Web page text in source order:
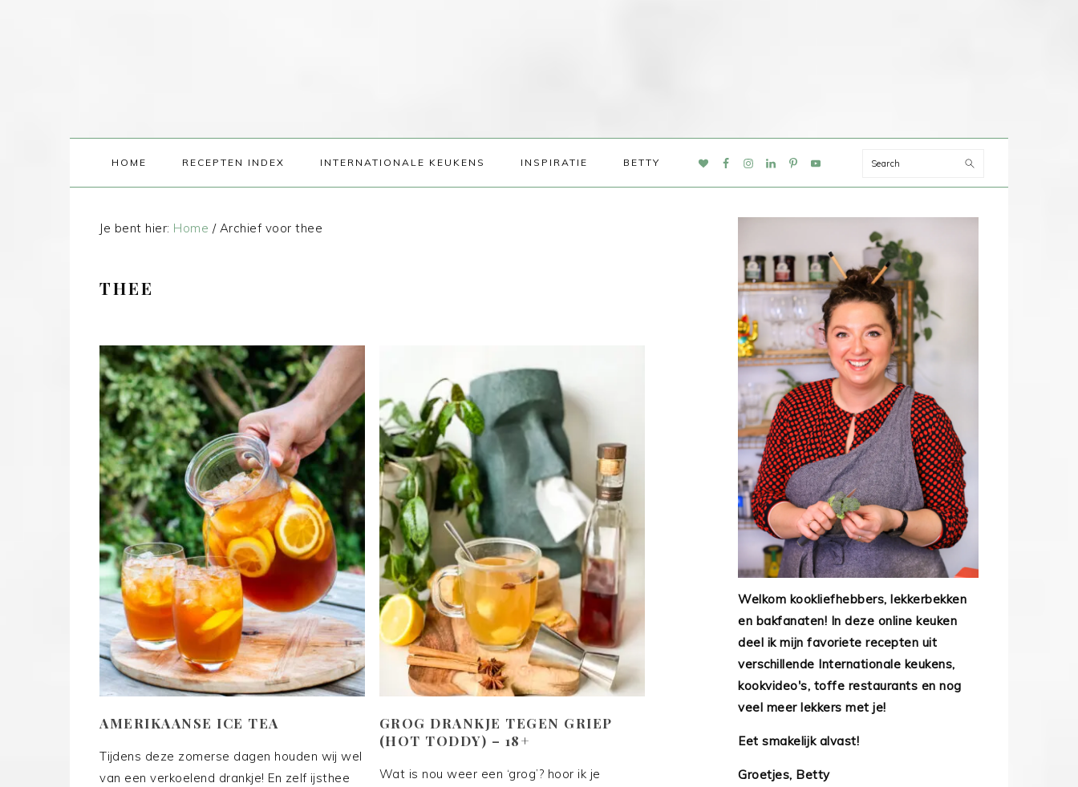
HOME RECEPTEN INDEX INTERNATIONALE KEUKENS INSPIRATIE BETTY
NAV
Search
Je bent hier: Home /Archief voor thee
THEE
AMERIKAANSE ICE TEA
Tijdens deze zomerse dagen houden wij wel
van een verkoelend drankje! En zelf ijsthee
GROG DRANKJE TEGEN GRIEP
(HOT TODDY) – 18+
Wat is nou weer een ‘grog’? hoor ik je
Welkom kookliefhebbers, lekkerbekken
en bakfanaten! In deze online keuken
deel ik mijn favoriete recepten uit
verschillende Internationale keukens,
kookvideo's, toffe restaurants en nog
veel meer lekkers met je!
Eet smakelijk alvast!
Groetjes, Betty